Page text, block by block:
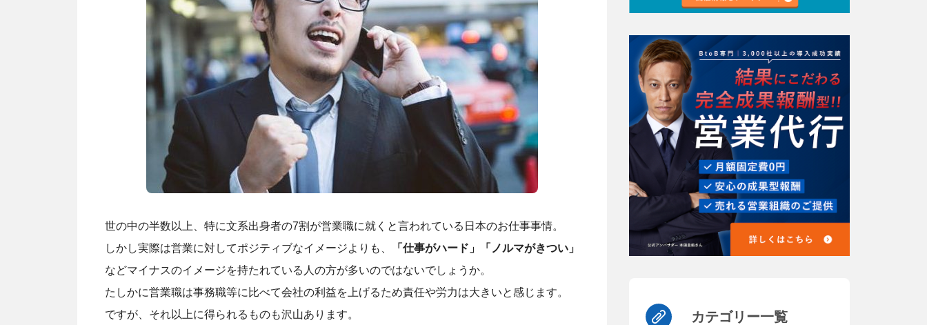
世の中の半数以上、特に文系出身者の7割が営業職に就くと言われている日本のお仕事事情。
しかし実際は営業に対してポジティブなイメージよりも、
「仕事がハード」「ノルマがきつい」
などマイナスのイメージを持たれている人の方が多いのではないでしょうか。
たしかに営業職は事務職等に比べて会社の利益を上げるため責任や労力は大きいと感じます。
ですが、それ以上に得られるものも沢山あります。
カテゴリー一覧